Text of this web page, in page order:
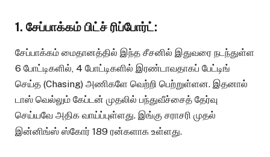
1. சேப்பாக்கம் பிட்ச் ரிப்போர்ட்:
சேப்பாக்கம் மைதானத்தில் இந்த சீசனில் இதுவரை நடந்துள்ள
6 போட்டிகளில், 4 போட்டிகளில் இரண்டாவதாகப் பேட்டிங்
செய்த (Chasing) அணிகளே வெற்றி பெற்றுள்ளன. இதனால்
டாஸ் வெல்லும் கேப்டன் முதலில் பந்துவீச்சைத் தேர்வு
செய்யவே அதிக வாய்ப்புள்ளது. இங்கு சராசரி முதல்
இன்னிங்ஸ் ஸ்கோர் 189 ரன்களாக உள்ளது.